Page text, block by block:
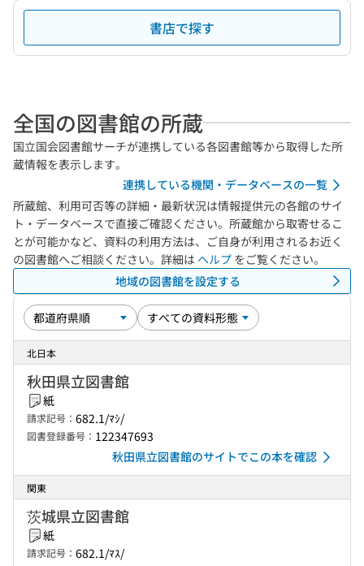
書店で探す
全国の図書館の所蔵
国立国会図書館サーチが連携している各図書館等から取得した所
蔵情報を表示します。
連携している機関・データベースの一覧
所蔵館、利用可否等の詳細・最新状況は情報提供元の各館のサイ
ト・データベースで直接ご確認ください。所蔵館から取寄せるこ
とが可能かなど、資料の利用方法は、ご自身が利用されるお近く
の図書館へご相談ください。詳細は ヘルプ をご覧ください。
地域の図書館を設定する
北日本
秋田県立図書館
紙
請求記号： 682.1/ﾏｼ/
図書登録番号： 122347693
秋田県立図書館のサイトでこの本を確認
関東
茨城県立図書館
紙
請求記号： 682.1/ﾏｽ/